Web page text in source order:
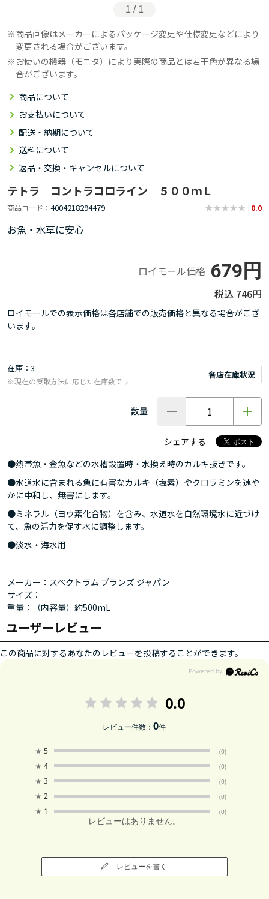
1 / 1
商品画像はメーカーによるパッケージ変更や仕様変更などにより
変更される場合がございます。
お使いの機器（モニタ）により実際の商品とは若干色が異なる場
合がございます。
商品について
お支払いについて
配送・納期について
送料について
返品・交換・キャンセルについて
テトラ コントラコロライン ５００ｍＬ
商品コード 4004218294479 0.0
お魚・水草に安心
ロイモール価格 679円
746円
ロイモールでの表示価格は各店舗での販売価格と異なる場合がござ
います。
在庫 3
各店在庫状況
※現在の受取方法に応じた在庫数です
数量
シェアする
●熱帯魚・金魚などの水槽設置時・水換え時のカルキ抜きです。
●水道水に含まれる魚に有害なカルキ（塩素）やクロラミンを速や
かに中和し、無害にします。
●ミネラル（ヨウ素化合物）を含み、水道水を自然環境水に近づけ
て、魚の活力を促す水に調整します。
●淡水・海水用
メーカー：スペクトラム ブランズ ジャパン
サイズ：－
重量：（内容量）約500mL
ユーザーレビュー
この商品に対するあなたのレビューを投稿することができます。
0.0
レビュー件数：0件
★ 5 (0)
★ 4 (0)
★ 3 (0)
★ 2 (0)
★ 1 (0)
レビューはありません。
レビューを書く